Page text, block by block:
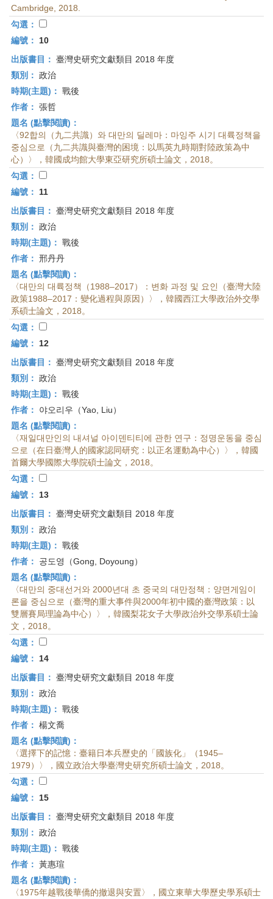
Cambridge, 2018.
勾選：
編號：
10
出版書目： 臺灣史研究文獻類目 2018 年度
類別： 政治
時期(主題)： 戰後
作者： 張哲
題名 (點擊閱讀)：
〈92합의（九二共識）와 대만의 딜레마：마잉주 시기 대륙정책을
중심으로（九二共識與臺灣的困境：以馬英九時期對陸政策為中
心）〉，韓國成均館大學東亞研究所碩士論文，2018。
勾選：
編號：
11
出版書目： 臺灣史研究文獻類目 2018 年度
類別： 政治
時期(主題)： 戰後
作者： 邢丹丹
題名 (點擊閱讀)：
〈대만의 대륙정책（1988–2017）：변화 과정 및 요인（臺灣大陸
政策1988–2017：變化過程與原因）〉，韓國西江大學政治外交學
系碩士論文，2018。
勾選：
編號：
12
出版書目： 臺灣史研究文獻類目 2018 年度
類別： 政治
時期(主題)： 戰後
作者：
야오리우（Yao, Liu）
題名 (點擊閱讀)：
〈재일대만인의 내셔널 아이덴티티에 관한 연구：정명운동을 중심
으로（在日臺灣人的國家認同研究：以正名運動為中心）〉，韓國
首爾大學國際大學院碩士論文，2018。
勾選：
編號：
13
出版書目： 臺灣史研究文獻類目 2018 年度
類別： 政治
時期(主題)： 戰後
作者：
공도영（Gong, Doyoung）
題名 (點擊閱讀)：
〈대만의 중대선거와 2000년대 초 중국의 대만정책：양면게임이
론을 중심으로（臺灣的重大事件與2000年初中國的臺灣政策：以
雙層賽局理論為中心）〉，韓國梨花女子大學政治外交學系碩士論
文，2018。
勾選：
編號：
14
出版書目： 臺灣史研究文獻類目 2018 年度
類別： 政治
時期(主題)： 戰後
作者： 楊文喬
題名 (點擊閱讀)：
〈選擇下的記憶：臺籍日本兵歷史的「國族化」（1945–
1979）〉，國立政治大學臺灣史研究所碩士論文，2018。
勾選：
編號：
15
出版書目： 臺灣史研究文獻類目 2018 年度
類別： 政治
時期(主題)： 戰後
作者： 黃惠瑄
題名 (點擊閱讀)：
〈1975年越戰後華僑的撤退與安置〉，國立東華大學歷史學系碩士